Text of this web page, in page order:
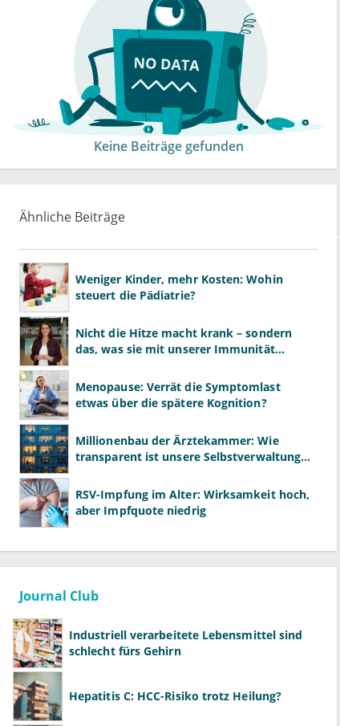
Keine Beiträge gefunden
Ähnliche Beiträge
Weniger Kinder, mehr Kosten: Wohin
steuert die Pädiatrie?
Nicht die Hitze macht krank – sondern
das, was sie mit unserer Immunität
Menopause: Verrät die Symptomlast
etwas über die spätere Kognition?
Millionenbau der Ärztekammer: Wie
transparent ist unsere Selbstverwaltung
RSV-Impfung im Alter: Wirksamkeit hoch,
aber Impfquote niedrig
Journal Club
Industriell verarbeitete Lebensmittel sind
schlecht fürs Gehirn
Hepatitis C: HCC-Risiko trotz Heilung?